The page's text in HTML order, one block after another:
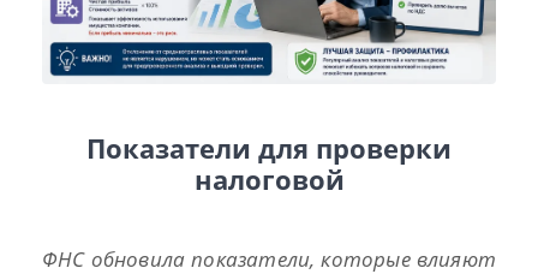
Показатели для проверки
налоговой
ФНС обновила показатели, которые влияют